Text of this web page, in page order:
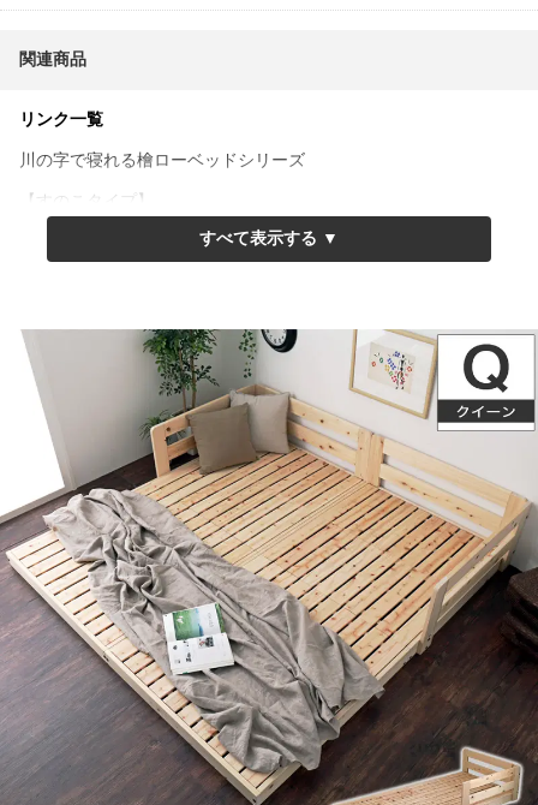
関連商品
リンク一覧
川の字で寝れる檜ローベッドシリーズ
【すのこタイプ】
キング
ワイドキング
【い草床板タイプ】
シングル
セミダブル
キング
ワイドキング
【オプション品】
国産ひのきローベッド用棚